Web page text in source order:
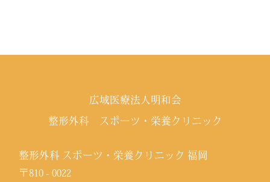
広域医療法人明和会
整形外科 スポーツ・栄養クリニック
整形外科 スポーツ・栄養クリニック 福岡
〒810 - 0022